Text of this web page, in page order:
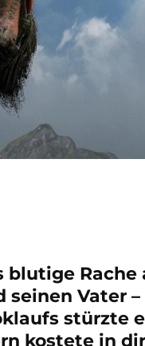
blutige Rache
Vater –
stürzte
kostete in